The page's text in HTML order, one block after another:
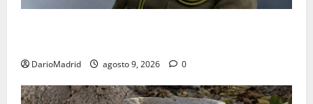
DarioMadrid agosto 9, 2026 0